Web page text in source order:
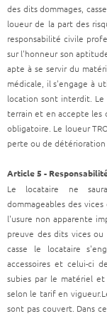
des dits dommages,
loueur de la part des
responsabilité civile
sur l'honneur son
apte à se servir du
médicale, il s'engage à
location sont interdit. Le
terrain et en accepte les
obligatoire. Le loueur
perte ou de détérioration
Article 5 -
Le locataire ne
dommageables des
l'usure non apparente
preuve des dits vices
casse le locataire
accessoires et celui-ci
subies par le matériel
selon le tarif en
sont pas couvert. Dans